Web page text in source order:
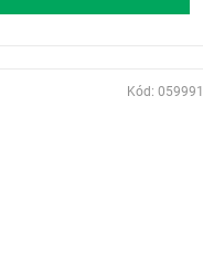
Kód: 059991